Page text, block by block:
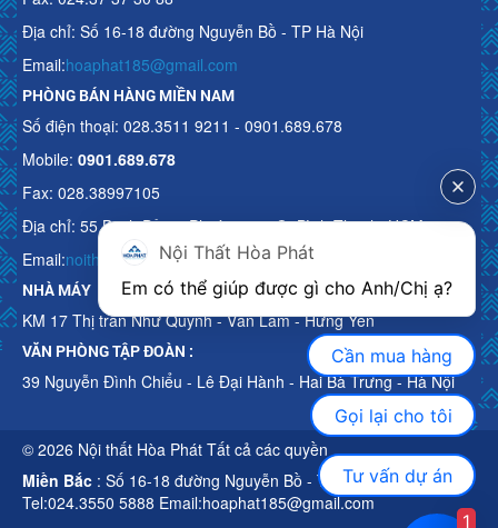
Địa chỉ: Số 16-18 đường Nguyễn Bồ - TP Hà Nội
Email:hoaphat185@gmail.com
PHÒNG BÁN HÀNG MIỀN NAM
Số điện thoại: 028.3511 9211 - 0901.689.678
Mobile: 0901.689.678
Fax: 028.38997105
Địa chỉ: 55 Bạch Đằng, Phường 15, Q. Bình Thạnh, HCM
Email:noithathoaphattot@gmail.com
NHÀ MÁY
KM 17 Thị trấn Như Quỳnh - Văn Lâm - Hưng Yên
VĂN PHÒNG TẬP ĐOÀN :
39 Nguyễn Đình Chiểu - Lê Đại Hành - Hai Bà Trưng - Hà Nội
© 2026 Nội thất Hòa Phát Tất cả các quyền
Miền Bắc : Số 16-18 đường Nguyễn Bồ - TP Hà Nội
Tel:024.3550 5888 Email:hoaphat185@gmail.com
Nội Thất Hòa Phát
Cần mua hàng
Gọi lại cho tôi
Tư vấn dự án
1